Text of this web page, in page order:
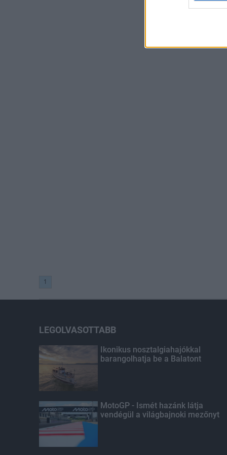
1
LEGOLVASOTTABB
Ikonikus nosztalgiahajókkal
barangolhatja be a Balatont
MotoGP - Ismét hazánk látja
vendégül a világbajnoki mezőnyt